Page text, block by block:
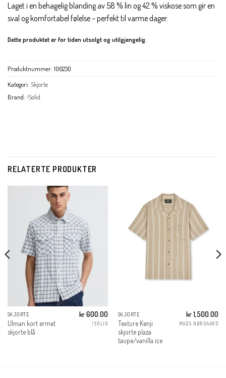
Laget i en behagelig blanding av 58 % lin og 42 % viskose som gir en
sval og komfortabel følelse – perfekt til varme dager.
Dette produktet er for tiden utsolgt og utilgjengelig.
Produktnummer: 106230
Kategori: Skjorte
Brand: !Solid
RELATERTE PRODUKTER
SKJORTE
Ulman kort ermet
skjorte blå
kr600.00
!SOLID
SKJORTE
Texture Kenji
skjorte plaza
taupe/vanilla ice
kr1,500.00
MADS NØRGAARD